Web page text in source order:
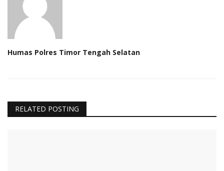
Humas Polres Timor Tengah Selatan
RELATED POSTING